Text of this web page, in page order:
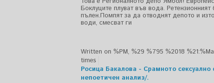
Боклуците плуват във вода. Ретензионният
пълен.Помпят за да отводнят депото и
води, смесват ги
Written on %PM, %29 %795 %2018
times
Росица Бакалова - Срамното сексуално
непоетичен анализ/.